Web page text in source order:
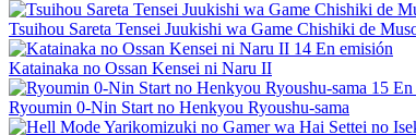
Tsuihou Sareta Tensei Juukishi wa Game Chishiki de
14 En emisión
Katainaka no Ossan Kensei ni Naru II
15 En
Ryoumin 0-Nin Start no Henkyou Ryoushu-sama